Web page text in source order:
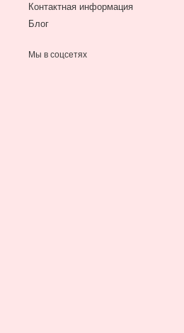
Контактная информация
Блог
Мы в соцсетях